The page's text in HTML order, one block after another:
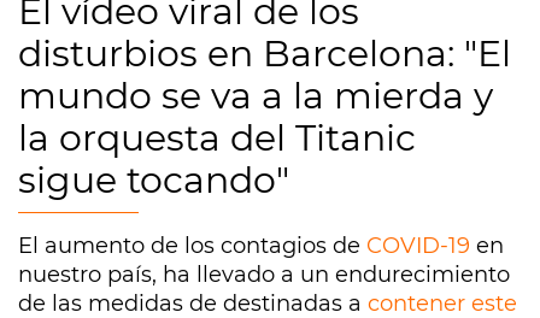
El vídeo viral de los
disturbios en Barcelona: "El
mundo se va a la mierda y
la orquesta del Titanic
sigue tocando"
El aumento de los contagios de COVID-19 en
nuestro país, ha llevado a un endurecimiento
de las medidas de destinadas a contener este